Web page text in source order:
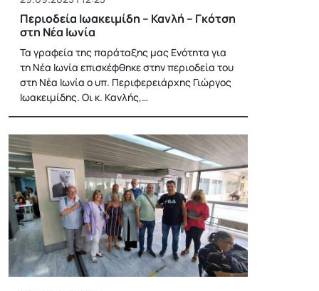
Περιοδεία Ιωακειμίδη – Κανλή – Γκότση
στη Νέα Ιωνία
Τα γραφεία της παράταξης μας Ενότητα για
τη Νέα Ιωνία επισκέφθηκε στην περιοδεία του
στη Νέα Ιωνία ο υπ. Περιφερειάρχης Γιώργος
Ιωακειμίδης. Οι κ. Κανλής,…